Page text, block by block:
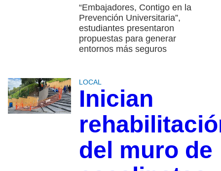
“Embajadores, Contigo en la
Prevención Universitaria”,
estudiantes presentaron
propuestas para generar
entornos más seguros
LOCAL
Inician
del muro de